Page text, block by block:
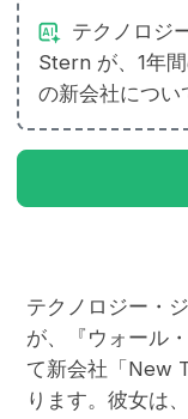
テクノロジ
Stern が、1年
の新会社につい
テクノロジー・
が、『ウォール
て新会社「New
ります。彼女は